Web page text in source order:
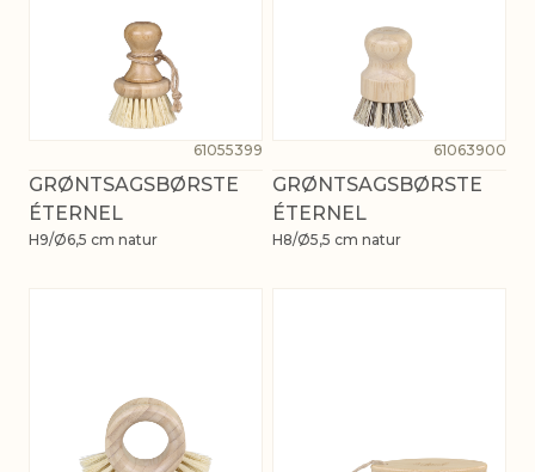
61055399
GRØNTSAGSBØRSTE
ÉTERNEL
H9/Ø6,5 cm natur
61063900
GRØNTSAGSBØRSTE
ÉTERNEL
H8/Ø5,5 cm natur